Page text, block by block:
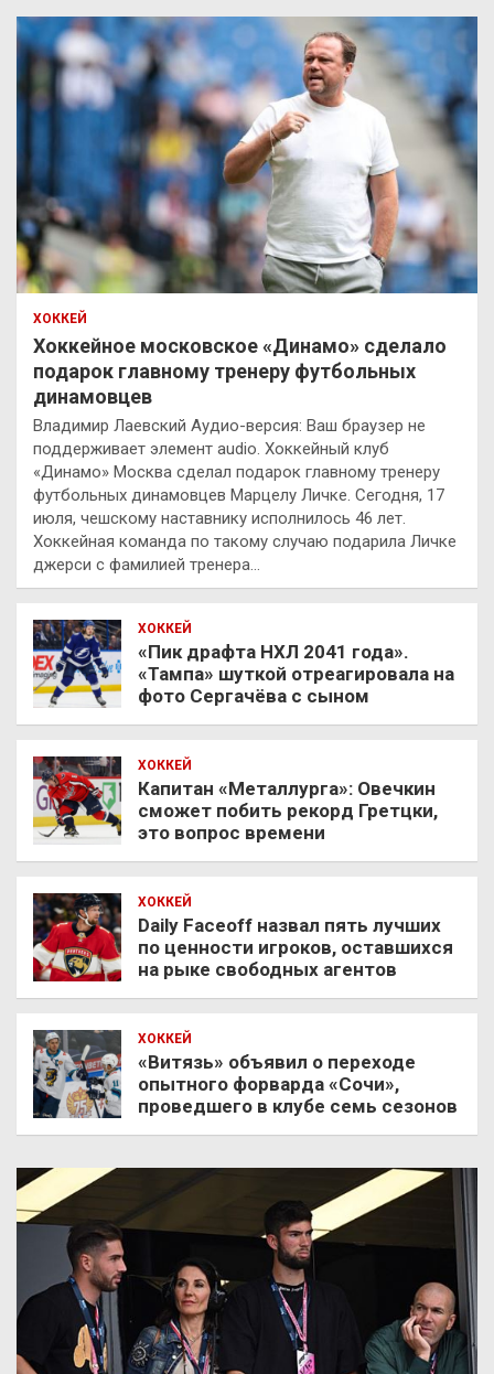
ХОККЕЙ
Хоккейное московское «Динамо» сделало
подарок главному тренеру футбольных
динамовцев
Владимир Лаевский Аудио-версия: Ваш браузер не
поддерживает элемент audio. Хоккейный клуб
«Динамо» Москва сделал подарок главному тренеру
футбольных динамовцев Марцелу Личке. Сегодня, 17
июля, чешскому наставнику исполнилось 46 лет.
Хоккейная команда по такому случаю подарила Личке
джерси с фамилией тренера…
ХОККЕЙ
«Пик драфта НХЛ 2041 года».
«Тампа» шуткой отреагировала на
фото Сергачёва с сыном
ХОККЕЙ
Капитан «Металлурга»: Овечкин
сможет побить рекорд Гретцки,
это вопрос времени
ХОККЕЙ
Daily Faceoff назвал пять лучших
по ценности игроков, оставшихся
на рыке свободных агентов
ХОККЕЙ
«Витязь» объявил о переходе
опытного форварда «Сочи»,
проведшего в клубе семь сезонов